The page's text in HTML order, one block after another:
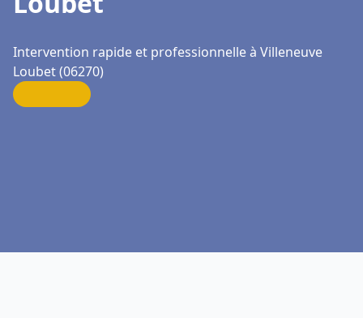
Intervention rapide et professionnelle à Villeneuve
Loubet (06270)